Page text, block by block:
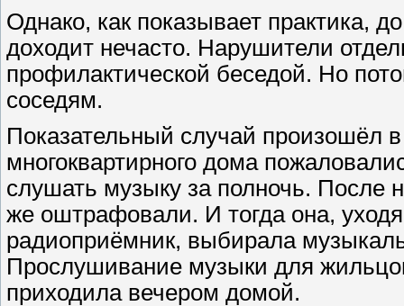
Однако, как показывает практика,
доходит нечасто. Нарушители
профилактической беседой. Но
соседям.
Показательный случай произошёл
многоквартирного дома
слушать музыку за полночь. После
же оштрафовали. И тогда она,
радиоприёмник, выбирала
Прослушивание музыки для
приходила вечером домой.